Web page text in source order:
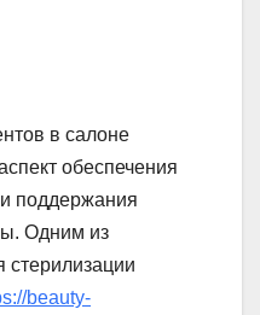
в салоне
обеспечения
поддержания
Одним из
стерилизации
beauty-